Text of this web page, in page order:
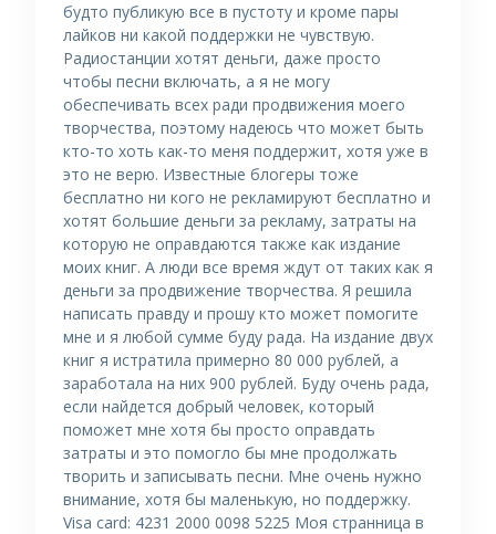
будто публикую все в пустоту и кроме пары
лайков ни какой поддержки не чувствую.
Радиостанции хотят деньги, даже просто
чтобы песни включать, а я не могу
обеспечивать всех ради продвижения моего
творчества, поэтому надеюсь что может быть
кто-то хоть как-то меня поддержит, хотя уже в
это не верю. Известные блогеры тоже
бесплатно ни кого не рекламируют бесплатно и
хотят большие деньги за рекламу, затраты на
которую не оправдаются также как издание
моих книг. А люди все время ждут от таких как я
деньги за продвижение творчества. Я решила
написать правду и прошу кто может помогите
мне и я любой сумме буду рада. На издание двух
книг я истратила примерно 80 000 рублей, а
заработала на них 900 рублей. Буду очень рада,
если найдется добрый человек, который
поможет мне хотя бы просто оправдать
затраты и это помогло бы мне продолжать
творить и записывать песни. Мне очень нужно
внимание, хотя бы маленькую, но поддержку.
Visa card: 4231 2000 0098 5225 Моя странница в